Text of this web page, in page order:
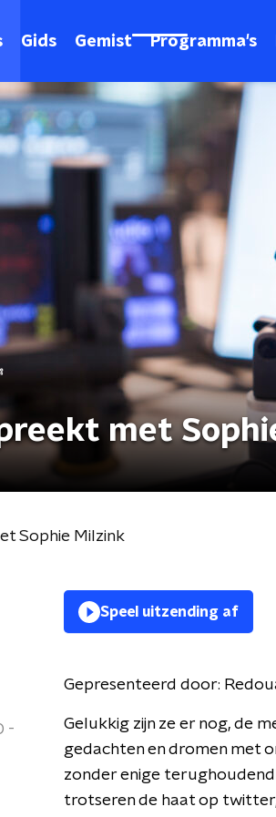
Gids Gemist Programma's
met
Sophie Milzink
-
Speel uitzending af
Gepresenteerd door:
Gelukkig zijn ze er nog, de
gedachten en dromen met
zonder enige
trotseren de haat op